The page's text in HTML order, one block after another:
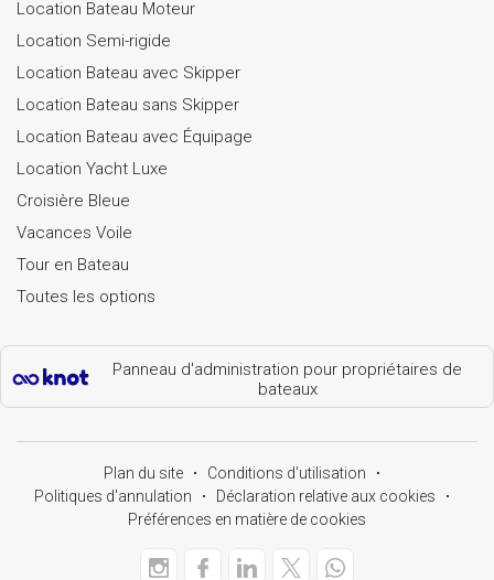
Location Bateau Moteur
Location Semi-rigide
Location Bateau avec Skipper
Location Bateau sans Skipper
Location Bateau avec Équipage
Location Yacht Luxe
Croisière Bleue
Vacances Voile
Tour en Bateau
Toutes les options
Panneau d'administration pour propriétaires de
bateaux
Plan du site
Conditions d'utilisation
Politiques d'annulation
Déclaration relative aux cookies
Préférences en matière de cookies